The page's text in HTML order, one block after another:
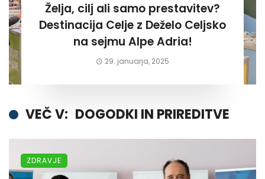
Želja, cilj ali samo prestavitev?
Destinacija Celje z Deželo Celjsko
na sejmu Alpe Adria!
29. januarja, 2025
VEČ V: DOGODKI IN PRIREDITVE
ZDRAVJE